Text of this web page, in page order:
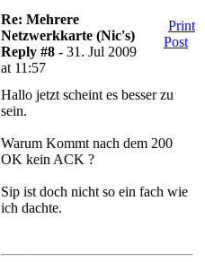
Re: Mehrere
Netzwerkkarte (Nic's)
Reply #8 - 31. Jul 2009
at 11:57
Print
Post
Hallo jetzt scheint es besser zu
sein.
Warum Kommt nach dem 200
OK kein ACK ?
Sip ist doch nicht so ein fach wie
ich dachte.